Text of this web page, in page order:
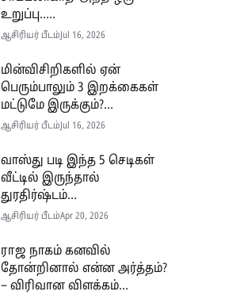
உறுப்பு.....
ஆசிரியர் பீடம் Jul 16, 2026
மின்விசிறிகளில் ஏன்
பெரும்பாலும் 3 இறக்கைகள்
மட்டுமே இருக்கும்?...
ஆசிரியர் பீடம் Jul 16, 2026
வாஸ்து படி இந்த 5 செடிகள்
வீட்டில் இருந்தால்
துரதிர்ஷ்டம்...
ஆசிரியர் பீடம்Apr 20, 2026
ராஜ நாகம் கனவில்
தோன்றினால் என்ன அர்த்தம்?
– விரிவான விளக்கம்...